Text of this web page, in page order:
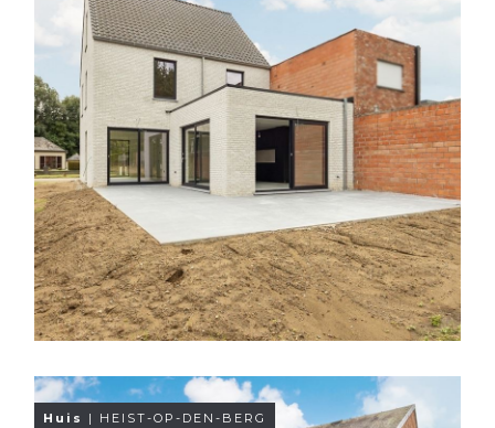
Huis | HEIST-OP-DEN-BERG